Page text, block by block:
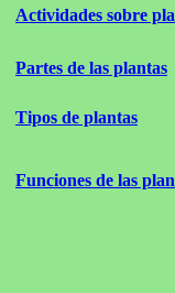
Actividades sobre
Partes de las plantas
Tipos de plantas
Funciones de las